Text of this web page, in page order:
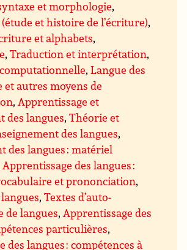
et morphologie,
et histoire de l’écriture),
et alphabets,
,Traduction et interprétation,
,Langue des
et autres moyens de
,Apprentissage et
des langues,Théorie et
des langues,
des langues : matériel
Apprentissage des langues :
et prononciation,
,Textes d’auto-
de langues,Apprentissage des
particulières,
des langues : compétences à